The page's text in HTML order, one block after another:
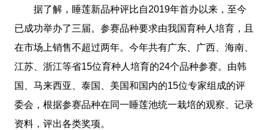
据了解，睡莲新品种评比自2019年首办以来，至今
已成功举办了三届。参赛品种要求由我国育种人培育，且
在市场上销售不超过两年。今年共有广东、广西、海南、
江苏、浙江等省15位育种人培育的24个品种参赛。由韩
国、马来西亚、泰国、美国和国内的15位专家组成的评
委会，根据参赛品种在同一睡莲池统一栽培的观察、记录
资料，评出各类奖项。